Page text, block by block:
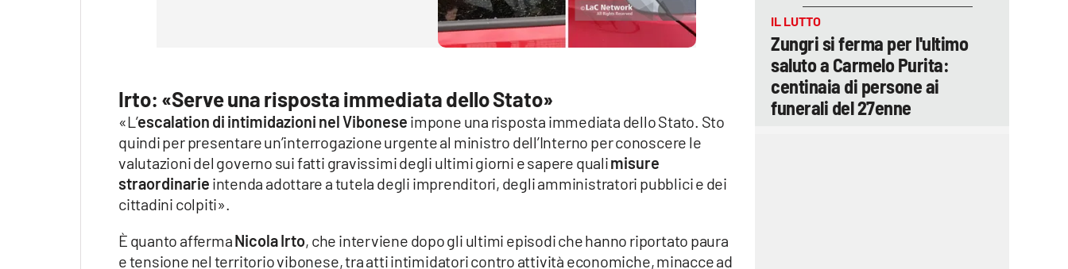
Irto: «Serve una risposta immediata dello Stato»
«L’escalation di intimidazioni nel Vibonese impone una risposta immediata dello Stato. Sto
quindi per presentare un’interrogazione urgente al ministro dell’Interno per conoscere le
valutazioni del governo sui fatti gravissimi degli ultimi giorni e sapere qualimisure
straordinarie intenda adottare a tutela degli imprenditori, degli amministratori pubblici e dei
cittadini colpiti».
È quanto affermaNicola Irto, che interviene dopo gli ultimi episodi che hanno riportato paura
e tensione nel territorio vibonese, tra atti intimidatori contro attività economiche, minacce ad
IL LUTTO
Zungri si ferma per l'ultimo
saluto a Carmelo Purita:
centinaia di persone ai
funerali del 27enne